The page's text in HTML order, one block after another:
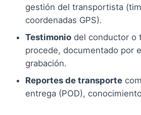
gestión del transportista
coordenadas GPS).
Testimonio del conductor o
procede, documentado por
grabación.
Reportes de transporte
entrega (POD),